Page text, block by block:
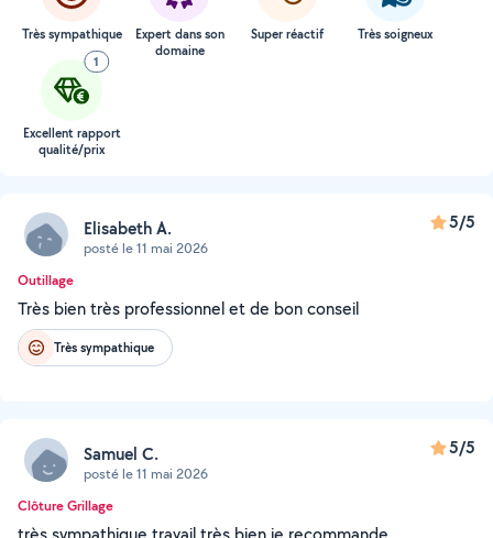
Très sympathique
Expert dans son
domaine
Super réactif
Très soigneux
1
Excellent rapport
qualité/prix
Elisabeth A.
posté le 11 mai 2026
5/5
Outillage
Très bien très professionnel et de bon conseil
Très sympathique
Samuel C.
posté le 11 mai 2026
5/5
Clôture Grillage